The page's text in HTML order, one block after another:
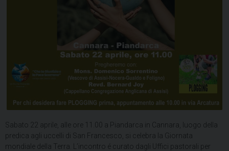
Sabato 22 aprile, alle ore 11.00 a Piandarca in Cannara, luogo della
predica agli uccelli di San Francesco, si celebra la Giornata
mondiale della Terra. L’incontro é curato dagli Uffici pastorali per